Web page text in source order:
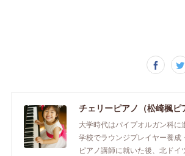
大学時代はパイプオルガン科に
学校でラウンジプレイヤー養成
ピアノ講師に就いた後、北ドイ